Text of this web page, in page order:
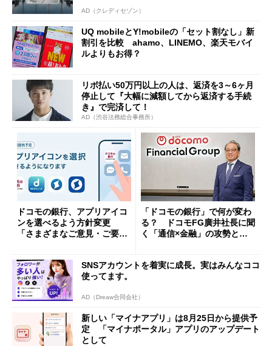
AD（クレディセゾン）
UQ mobileとY!mobileの「セット割なし」新
割引を比較 ahamo、LINEMO、楽天モバイ
ルよりもお得？
リボ払い50万円以上の人は、返済を3～6ヶ月
停止して『大幅に減額してから返済する手続
き』で完済して！
AD（渋谷法務総合事務所）
ドコモの銀行、アプリアイコ
ンを選べるよう方針変更
「さまざまなご意見・ご要望
「ドコモの銀行」で何が変わ
る？ ドコモFG廣井社長に聞
く「通信×金融」の攻勢とグ
SNSアカウントを着実に成長。実はみんなココ
使ってます。
AD（Dreaw合同会社）
新しい「マイナアプリ」は8月25日から提供予
定 「マイナポータル」アプリのアップデート
として